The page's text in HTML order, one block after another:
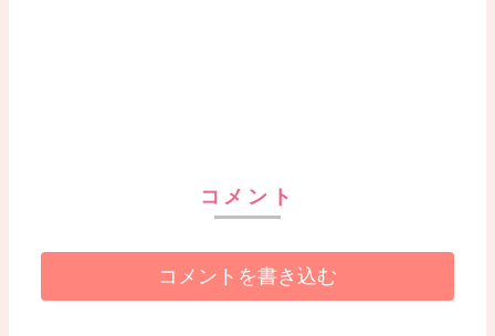
コメント
コメントを書き込む